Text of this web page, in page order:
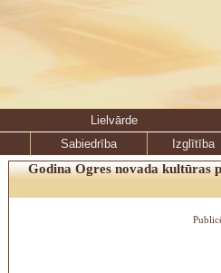
Lielvārde
Sabiedrība
Izglītība
Godina Ogres novada kultūras